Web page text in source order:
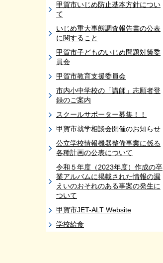
甲賀市いじめ防止基本方針につい
て
いじめ重大事態調査報告書の公表
に関すること
甲賀市子どものいじめ問題対策委
員会
甲賀市教育支援委員会
市内小中学校の「講師」志願者登
録のご案内
スクールサポーター募集！！
甲賀市就学相談会開催のお知らせ
公立学校情報機器整備事業に係る
各種計画の公表について
令和５年度（2023年度）作成の卒
業アルバムに掲載された情報の漏
えいのおそれのある事案の発生に
ついて
甲賀市JET-ALT Website
学校給食